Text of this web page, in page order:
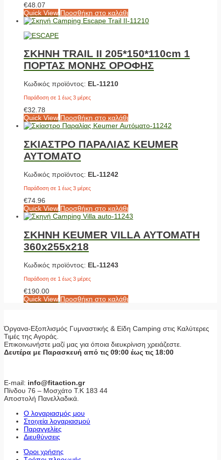
€48.07
Quick View Προσθήκη στο καλάθι
ΣΚΗΝΗ TRAIL II 205*150*110cm 1
ΠΟΡΤΑΣ ΜΟΝΗΣ ΟΡΟΦΗΣ
Κωδικός προϊόντος: EL-11210
Παράδοση σε 1 έως 3 μέρες
€32.78
Quick View Προσθήκη στο καλάθι
ΣΚΙΑΣΤΡΟ ΠΑΡΑΛΙΑΣ KEUMER
ΑΥΤΟΜΑΤΟ
Κωδικός προϊόντος: EL-11242
Παράδοση σε 1 έως 3 μέρες
€74.96
Quick View Προσθήκη στο καλάθι
ΣΚΗΝΗ KEUMER VILLA ΑΥΤΟΜΑΤΗ
360x255x218
Κωδικός προϊόντος: EL-11243
Παράδοση σε 1 έως 3 μέρες
€190.00
Quick View Προσθήκη στο καλάθι
Όργανα-Εξοπλισμός Γυμναστικής & Είδη Camping στις Καλύτερες
Τιμές της Αγοράς.
Επικοινωνήστε μαζί μας για όποια διευκρίνιση χρειάζεστε.
Δευτέρα με Παρασκευή από τις 09:00 έως τις 18:00
E-mail: info@fitaction.gr
Πίνδου 76 – Μοσχάτο Τ.Κ 183 44
Αποστολή Πανελλαδικά.
Ο λογαριασμός μου
Στοιχεία λογαριασμού
Παραγγελίες
Διευθύνσεις
Όροι χρήσης